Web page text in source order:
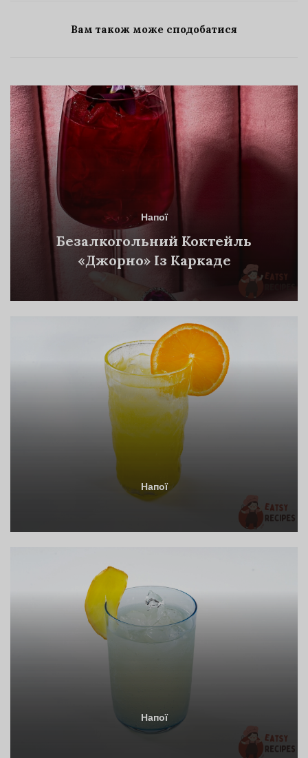
Вам також може сподобатися
Напої
Безалкогольний Коктейль
«Джорно» Із Каркаде
Напої
Напої